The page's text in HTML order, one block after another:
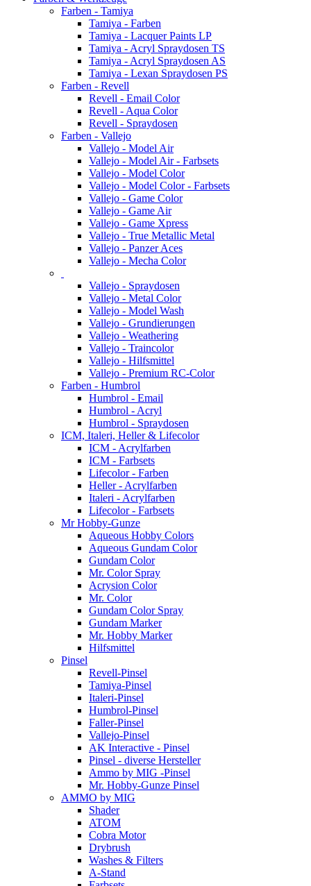
Farben - Tamiya
Tamiya - Farben
Tamiya - Lacquer Paints LP
Tamiya - Acryl Spraydosen TS
Tamiya - Acryl Spraydosen AS
Tamiya - Lexan Spraydosen PS
Farben - Revell
Revell - Email Color
Revell - Aqua Color
Revell - Spraydosen
Farben - Vallejo
Vallejo - Model Air
Vallejo - Model Air - Farbsets
Vallejo - Model Color
Vallejo - Model Color - Farbsets
Vallejo - Game Color
Vallejo - Game Air
Vallejo - Game Xpress
Vallejo - True Metallic Metal
Vallejo - Panzer Aces
Vallejo - Mecha Color
Vallejo - Spraydosen
Vallejo - Metal Color
Vallejo - Model Wash
Vallejo - Grundierungen
Vallejo - Weathering
Vallejo - Traincolor
Vallejo - Hilfsmittel
Vallejo - Premium RC-Color
Farben - Humbrol
Humbrol - Email
Humbrol - Acryl
Humbrol - Spraydosen
ICM, Italeri, Heller & Lifecolor
ICM - Acrylfarben
ICM - Farbsets
Lifecolor - Farben
Heller - Acrylfarben
Italeri - Acrylfarben
Lifecolor - Farbsets
Mr Hobby-Gunze
Aqueous Hobby Colors
Aqueous Gundam Color
Gundam Color
Mr. Color Spray
Acrysion Color
Mr. Color
Gundam Color Spray
Gundam Marker
Mr. Hobby Marker
Hilfsmittel
Pinsel
Revell-Pinsel
Tamiya-Pinsel
Italeri-Pinsel
Humbrol-Pinsel
Faller-Pinsel
Vallejo-Pinsel
AK Interactive - Pinsel
Pinsel - diverse Hersteller
Ammo by MIG -Pinsel
Mr. Hobby-Gunze Pinsel
AMMO by MIG
Shader
ATOM
Cobra Motor
Drybrush
Washes & Filters
A-Stand